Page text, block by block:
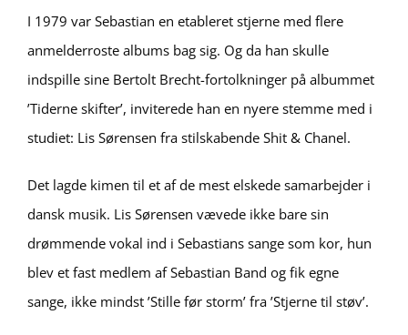
I 1979 var Sebastian en etableret stjerne med flere
anmelderroste albums bag sig. Og da han skulle
indspille sine Bertolt Brecht-fortolkninger på albummet
’Tiderne skifter’, inviterede han en nyere stemme med i
studiet: Lis Sørensen fra stilskabende Shit & Chanel.
Det lagde kimen til et af de mest elskede samarbejder i
dansk musik. Lis Sørensen vævede ikke bare sin
drømmende vokal ind i Sebastians sange som kor, hun
blev et fast medlem af Sebastian Band og fik egne
sange, ikke mindst ’Stille før storm’ fra ’Stjerne til støv’.